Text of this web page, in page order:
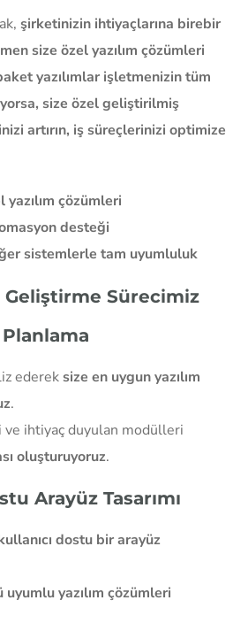
şirketinizin ihtiyaçlarına birebir
size özel yazılım çözümleri
yazılımlar işletmenizin tüm
size özel geliştirilmiş
artırın, iş süreçlerinizi optimize
çözümleri
desteği
sistemlerle tam uyumluluk
Geliştirme Sürecimiz
ederek size en uygun yazılım
.
ihtiyaç duyulan modülleri
oluşturuyoruz.
Arayüz Tasarımı
dostu bir arayüz
yazılım çözümleri